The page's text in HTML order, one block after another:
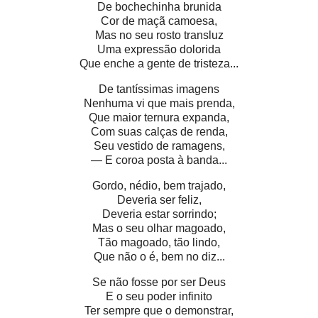
De bochechinha brunida
Cor de maçã camoesa,
Mas no seu rosto transluz
Uma expressão dolorida
Que enche a gente de tristeza...
De tantíssimas imagens
Nenhuma vi que mais prenda,
Que maior ternura expanda,
Com suas calças de renda,
Seu vestido de ramagens,
— E coroa posta à banda...
Gordo, nédio, bem trajado,
Deveria ser feliz,
Deveria estar sorrindo;
Mas o seu olhar magoado,
Tão magoado, tão lindo,
Que não o é, bem no diz...
Se não fosse por ser Deus
E o seu poder infinito
Ter sempre que o demonstrar,